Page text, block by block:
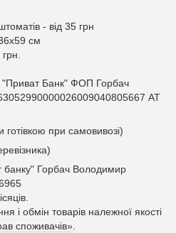
- від 35 грн
см
"Приват Банк" ФОП Горбач
АТ
при самовивозі)
банку" Горбач Володимир
і обмін товарів належної якості
споживачів»